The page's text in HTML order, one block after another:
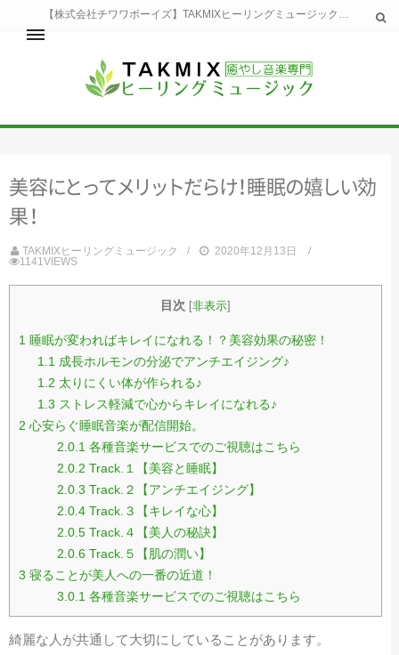
【株式会社チワワボーイズ】TAKMIXヒーリングミュージックへようこそ。TAKMIXヒーリングミュージックは貴方に特別な癒やしの時間をご提供致します。
ホーム
睡眠
自然
お問い合わせ
運営会社
美容にと ってメ リ ットだらけ！ 睡眠の嬉しい効
果！
TAKMIXヒーリングミュージック
2020年12月13日
1141VIEWS
目次 [非表示]
1 睡眠が変わればキレイになれる！？美容効果の秘密！
1.1 成長ホルモンの分泌でアンチエイジング♪
1.2 太りにくい体が作られる♪
1.3 ストレス軽減で心からキレイになれる♪
2 心安らぐ睡眠音楽が配信開始。
2.0.1 各種音楽サービスでのご視聴はこちら
2.0.2 Track.１【美容と睡眠】
2.0.3 Track.２【アンチエイジング】
2.0.4Track.３【キレイな心】
2.0.5Track.４【美人の秘訣】
2.0.6Track.５【肌の潤い】
3 寝ることが美人への一番の近道！
3.0.1 各種音楽サービスでのご視聴はこちら
綺麗な人が共通して大切にしていることがあります。